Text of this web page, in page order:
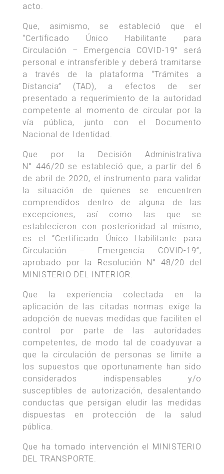
acto.
Que, asimismo, se estableció que el
“Certificado Único Habilitante para
Circulación – Emergencia COVID-19” será
personal e intransferible y deberá tramitarse
a través de la plataforma “Trámites a
Distancia” (TAD), a efectos de ser
presentado a requerimiento de la autoridad
competente al momento de circular por la
vía pública, junto con el Documento
Nacional de Identidad.
Que por la Decisión Administrativa
N° 446/20 se estableció que, a partir del 6
de abril de 2020, el instrumento para validar
la situación de quienes se encuentren
comprendidos dentro de alguna de las
excepciones, así como las que se
establecieron con posterioridad al mismo,
es el “Certificado Único Habilitante para
Circulación – Emergencia COVID-19”,
aprobado por la Resolución N° 48/20 del
MINISTERIO DEL INTERIOR.
Que la experiencia colectada en la
aplicación de las citadas normas exige la
adopción de nuevas medidas que faciliten el
control por parte de las autoridades
competentes, de modo tal de coadyuvar a
que la circulación de personas se limite a
los supuestos que oportunamente han sido
considerados indispensables y/o
susceptibles de autorización, desalentando
conductas que persigan eludir las medidas
dispuestas en protección de la salud
pública.
Que ha tomado intervención el MINISTERIO
DEL TRANSPORTE.